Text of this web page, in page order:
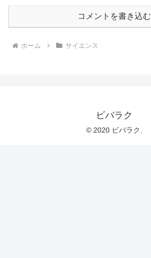
コメントを書き込む
ホーム サイエンス
ビバラク
© 2020 ビバラク.